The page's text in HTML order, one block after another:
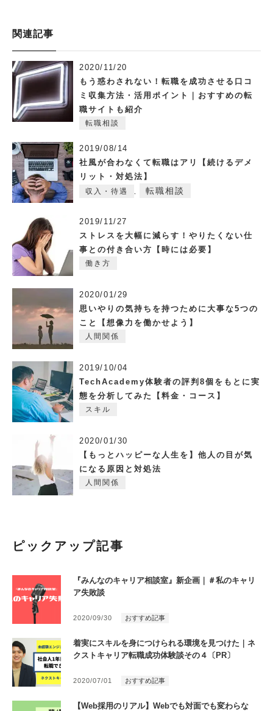
関連記事
2020/11/20
もう惑わされない！転職を成功させる口コ
ミ収集方法・活用ポイント｜おすすめの転
職サイトも紹介
転職相談
2019/08/14
社風が合わなくて転職はアリ【続けるデメ
リット・対処法】
収入・待遇 転職相談
2019/11/27
ストレスを大幅に減らす！やりたくない仕
事との付き合い方【時には必要】
働き方
2020/01/29
思いやりの気持ちを持つために大事な5つの
こと【想像力を働かせよう】
人間関係
2019/10/04
TechAcademy体験者の評判8個をもとに実
態を分析してみた【料金・コース】
スキル
2020/01/30
【もっとハッピーな人生を】他人の目が気
になる原因と対処法
人間関係
ピックアップ記事
『みんなのキャリア相談室』新企画｜＃私のキャリ
ア失敗談
2020/09/30 おすすめ記事
着実にスキルを身につけられる環境を見つけた｜ネ
クストキャリア転職成功体験談その４〔PR〕
2020/07/01 おすすめ記事
【Web採用のリアル】Webでも対面でも変わらな